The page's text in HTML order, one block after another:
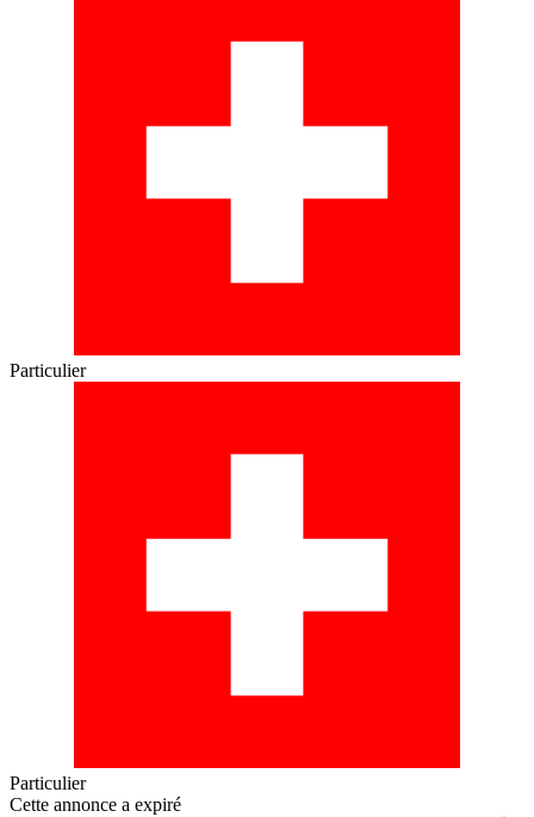
Particulier
Particulier
Cette annonce a expiré